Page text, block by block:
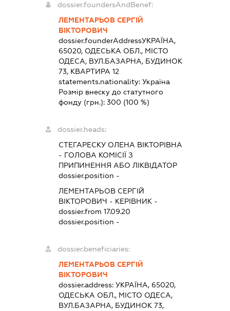
dossier.foundersAndBenef:
ЛЕМЕНТАРЬОВ СЕРГІЙ
ВІКТОРОВИЧ
dossier.founderAddressУКРАЇНА,
65020, ОДЕСЬКА ОБЛ., МІСТО
ОДЕСА, ВУЛ.БАЗАРНА, БУДИНОК
73, КВАРТИРА 12
statements.nationality:Україна
Розмір внеску до статутного
фонду (грн.):300 (100 %)
dossier.heads:
СТЕГАРЕСКУ ОЛЕНА ВІКТОРІВНА
- ГОЛОВА КОМІСІЇ З
ПРИПИНЕННЯ АБО ЛІКВІДАТОР
dossier.position -
ЛЕМЕНТАРЬОВ СЕРГІЙ
ВІКТОРОВИЧ - КЕРІВНИК -
dossier.from 17.09.20
dossier.position -
dossier.beneficiaries:
ЛЕМЕНТАРЬОВ СЕРГІЙ
ВІКТОРОВИЧ
dossier.address:УКРАЇНА, 65020,
ОДЕСЬКА ОБЛ., МІСТО ОДЕСА,
ВУЛ.БАЗАРНА, БУДИНОК 73,